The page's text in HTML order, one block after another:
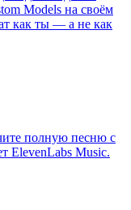
Models на своём
как ты — а не как
полную песню с
ElevenLabs Music.